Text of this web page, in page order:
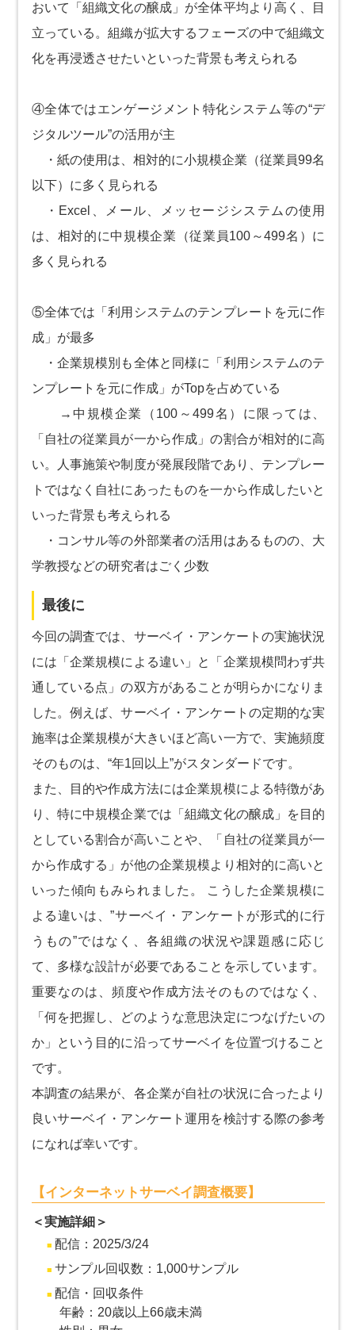
おいて「組織文化の醸成」が全体平均より高く、目
立っている。組織が拡大するフェーズの中で組織文
化を再浸透させたいといった背景も考えられる
④全体ではエンゲージメント特化システム等の“デ
ジタルツール”の活用が主
・紙の使用は、相対的に小規模企業（従業員99名
以下）に多く見られる
・Excel、メール、メッセージシステムの使用
は、相対的に中規模企業（従業員100～499名）に
多く見られる
⑤全体では「利用システムのテンプレートを元に作
成」が最多
・企業規模別も全体と同様に「利用システムのテ
ンプレートを元に作成」がTopを占めている
→中規模企業（100～499名）に限っては、
「自社の従業員が一から作成」の割合が相対的に高
い。人事施策や制度が発展段階であり、テンプレー
トではなく自社にあったものを一から作成したいと
いった背景も考えられる
・コンサル等の外部業者の活用はあるものの、大
学教授などの研究者はごく少数
最後に
今回の調査では、サーベイ・アンケートの実施状況
には「企業規模による違い」と「企業規模問わず共
通している点」の双方があることが明らかになりま
した。例えば、サーベイ・アンケートの定期的な実
施率は企業規模が大きいほど高い一方で、実施頻度
そのものは、“年1回以上”がスタンダードです。
また、目的や作成方法には企業規模による特徴があ
り、特に中規模企業では「組織文化の醸成」を目的
としている割合が高いことや、「自社の従業員が一
から作成する」が他の企業規模より相対的に高いと
いった傾向もみられました。 こうした企業規模に
よる違いは、”サーベイ・アンケートが形式的に行
うもの”ではなく、各組織の状況や課題感に応じ
て、多様な設計が必要であることを示しています。
重要なのは、頻度や作成方法そのものではなく、
「何を把握し、どのような意思決定につなげたいの
か」という目的に沿ってサーベイを位置づけること
です。
本調査の結果が、各企業が自社の状況に合ったより
良いサーベイ・アンケート運用を検討する際の参考
になれば幸いです。
【インターネットサーベイ調査概要】
＜実施詳細＞
配信：2025/3/24
サンプル回収数：1,000サンプル
配信・回収条件
年齢：20歳以上66歳未満